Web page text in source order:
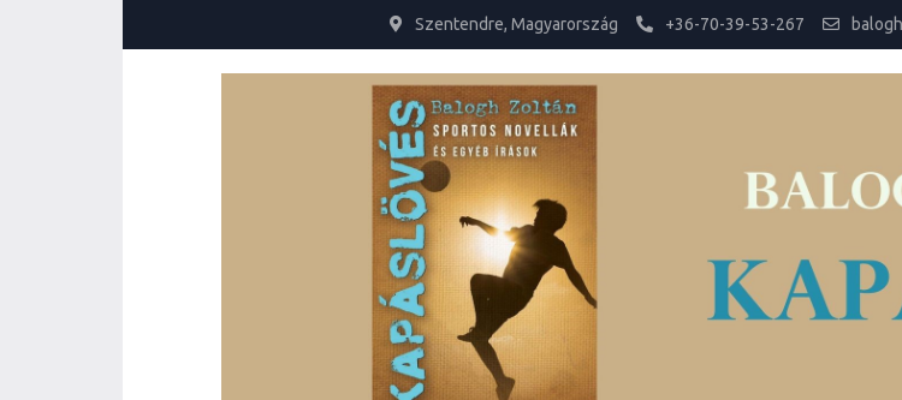
Szentendre, Magyarország +36-70-39-53-267